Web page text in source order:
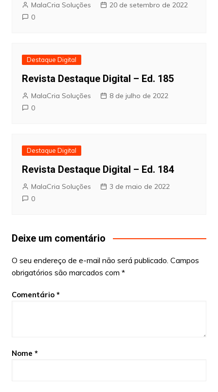
MalaCria Soluções
20 de setembro de 2022
0
Destaque Digital
Revista Destaque Digital – Ed. 185
MalaCria Soluções
8 de julho de 2022
0
Destaque Digital
Revista Destaque Digital – Ed. 184
MalaCria Soluções
3 de maio de 2022
0
Deixe um comentário
O seu endereço de e-mail não será publicado. Campos
obrigatórios são marcados com *
Comentário *
Nome *